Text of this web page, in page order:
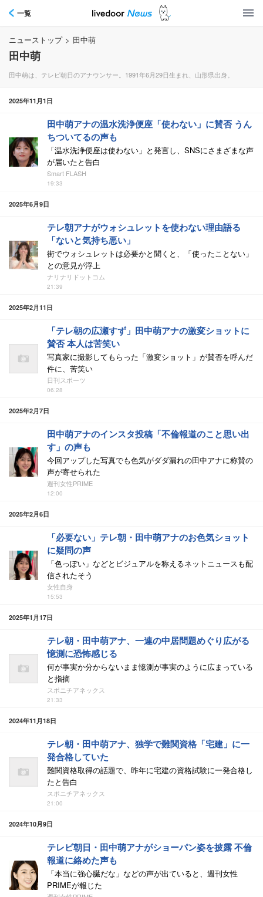
一覧
ニューストップ > 田中萌
田中萌
田中萌は、テレビ朝日のアナウンサー。1991年6月29日生まれ、山形県出身。
2025年11月1日
田中萌アナの温水洗浄便座「使わない」に賛否 うん
ちついてるの声も
「温水洗浄便座は使わない」と発言し、SNSにさまざまな声
が届いたと告白
Smart FLASH
19:33
2025年6月9日
テレ朝アナがウォシュレットを使わない理由語る
「ないと気持ち悪い」
街でウォシュレットは必要かと聞くと、「使ったことない」
との意見が浮上
ナリナリドットコム
21:39
2025年2月11日
「テレ朝の広瀬すず」田中萌アナの激変ショットに
賛否 本人は苦笑い
写真家に撮影してもらった「激変ショット」が賛否を呼んだ
件に、苦笑い
日刊スポーツ
06:28
2025年2月7日
田中萌アナのインスタ投稿「不倫報道のこと思い出
す」の声も
今回アップした写真でも色気がダダ漏れの田中アナに称賛の
声が寄せられた
週刊女性PRIME
12:00
2025年2月6日
「必要ない」テレ朝・田中萌アナのお色気ショット
に疑問の声
「色っぽい」などとビジュアルを称えるネットニュースも配
信されたそう
女性自身
15:53
2025年1月17日
テレ朝・田中萌アナ、一連の中居問題めぐり広がる
憶測に恐怖感じる
何が事実か分からないまま憶測が事実のように広まっている
と指摘
スポニチアネックス
21:33
2024年11月18日
テレ朝・田中萌アナ、独学で難関資格「宅建」に一
発合格していた
難関資格取得の話題で、昨年に宅建の資格試験に一発合格し
たと告白
スポニチアネックス
21:00
2024年10月9日
テレビ朝日・田中萌アナがショーパン姿を披露 不倫
報道に絡めた声も
「本当に強心臓だな」などの声が出ていると、週刊女性
PRIMEが報じた